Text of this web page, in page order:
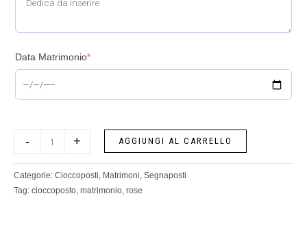
Data Matrimonio*
- + AGGIUNGI AL CARRELLO
Categorie: Cioccoposti, Matrimoni, Segnaposti
Tag: cioccoposto, matrimonio, rose